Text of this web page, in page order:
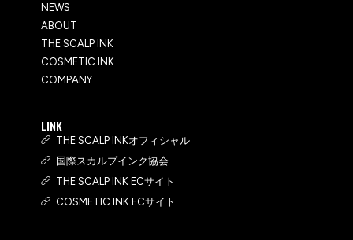
NEWS
ABOUT
THE SCALP INK
COSMETIC INK
COMPANY
LINK
THE SCALP INKオフィシャル
国際スカルプインク協会
THE SCALP INK ECサイト
COSMETIC INK ECサイト